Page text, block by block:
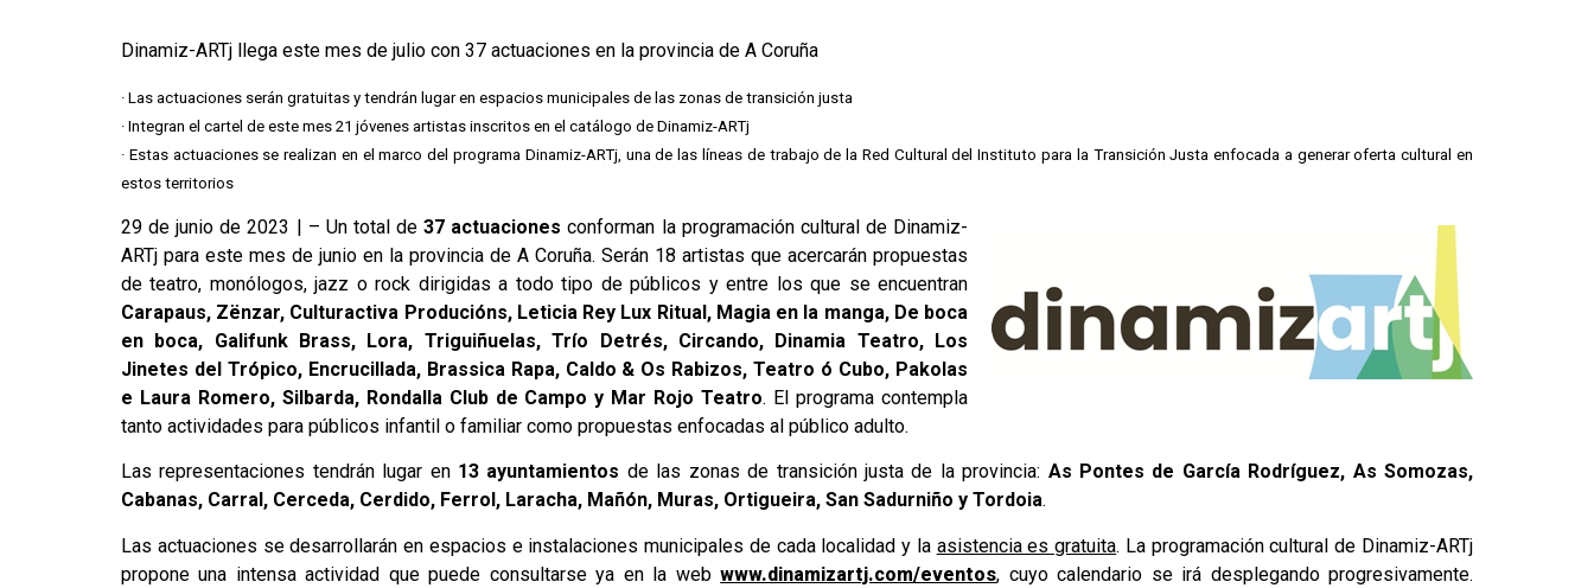
Dinamiz-ARTj llega este mes de julio con 37 actuaciones en la provincia de A Coruña
· Las actuaciones serán gratuitas y tendrán lugar en espacios municipales de las zonas de transición justa
· Integran el cartel de este mes 21 jóvenes artistas inscritos en el catálogo de Dinamiz-ARTj
· Estas actuaciones se realizan en el marco del programa Dinamiz-ARTj, una de las líneas de trabajo de la Red Cultural del Instituto para la Transición Justa enfocada a generar oferta cultural en
estos territorios
29 de junio de 2023 | – Un total de 37 actuaciones conforman la programación cultural de Dinamiz-
ARTj para este mes de junio en la provincia de A Coruña. Serán 18 artistas que acercarán propuestas
de teatro, monólogos, jazz o rock dirigidas a todo tipo de públicos y entre los que se encuentran
Carapaus, Zënzar, Culturactiva Producións, Leticia Rey Lux Ritual, Magia en la manga, De boca
en boca, Galifunk Brass, Lora, Triguiñuelas, Trío Detrés, Circando, Dinamia Teatro, Los
Jinetes del Trópico, Encrucillada, Brassica Rapa, Caldo & Os Rabizos, Teatro ó Cubo, Pakolas
e Laura Romero, Silbarda, Rondalla Club de Campo y Mar Rojo Teatro. El programa contempla
tanto actividades para públicos infantil o familiar como propuestas enfocadas al público adulto.
Las representaciones tendrán lugar en 13 ayuntamientos de las zonas de transición justa de la provincia: As Pontes de García Rodríguez, As Somozas,
Cabanas, Carral, Cerceda, Cerdido, Ferrol, Laracha, Mañón, Muras, Ortigueira, San Sadurniño y Tordoia.
Las actuaciones se desarrollarán en espacios e instalaciones municipales de cada localidad y la asistencia es gratuita. La programación cultural de Dinamiz-ARTj
propone una intensa actividad que puede consultarse ya en la webwww.dinamizartj.com/eventos, cuyo calendario se irá desplegando progresivamente.